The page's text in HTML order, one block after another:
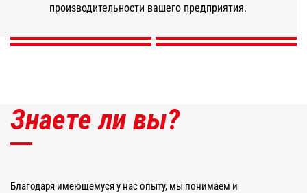
производительности вашего предприятия.
ОТКРОЙТЕ ДЛЯ СЕБЯ ОТКРОЙТЕ ДЛЯ СЕБЯ
Знаете ли вы?
Благодаря имеющемуся у нас опыту, мы понимаем и